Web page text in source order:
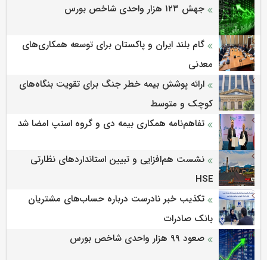
جهش ۱۲۳ هزار واحدی شاخص بورس
گام بلند ایران و پاکستان برای توسعه همکاری‌های
معدنی
ارائه پوشش بیمه خطر جنگ برای تقویت بنگاه‌های
کوچک و متوسط
تفاهم‌نامه همکاری بیمه دی و گروه اسنپ امضا شد
نشست هم‌افزایی و تبیین استانداردهای نظارتی
HSE
تکذیب خبر نادرست درباره حساب‌های مشتریان
بانک صادرات
صعود ۹۹ هزار واحدی شاخص بورس